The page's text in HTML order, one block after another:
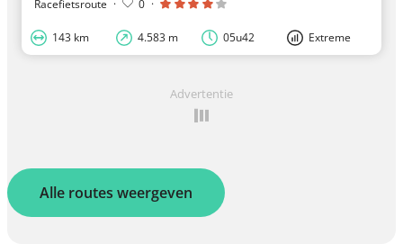
Racefietsroute · 0 ·
143 km 4.583 m 05u42 Extreme
Advertentie
Alle routes weergeven